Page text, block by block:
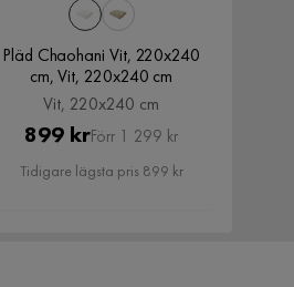
Pläd Chaohani Vit, 220x240
cm, Vit, 220x240 cm
Vit, 220x240 cm
Pris
899 kr Original
Pris
Förr 1 299 kr
Tidigare lägsta pris 899 kr